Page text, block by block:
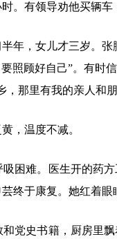
。有领导劝他买辆
年，女儿才三岁。
照顾好自己”。有
，那里有我的亲人
，温度不减。
吸困难。医生开的
终于康复。她红着
党史书籍，厨房里